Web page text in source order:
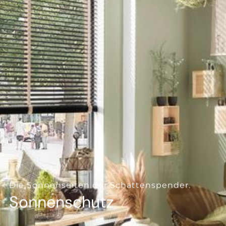
--
Die Sonnenseiten der Schattenspender.
Sonnenschutz